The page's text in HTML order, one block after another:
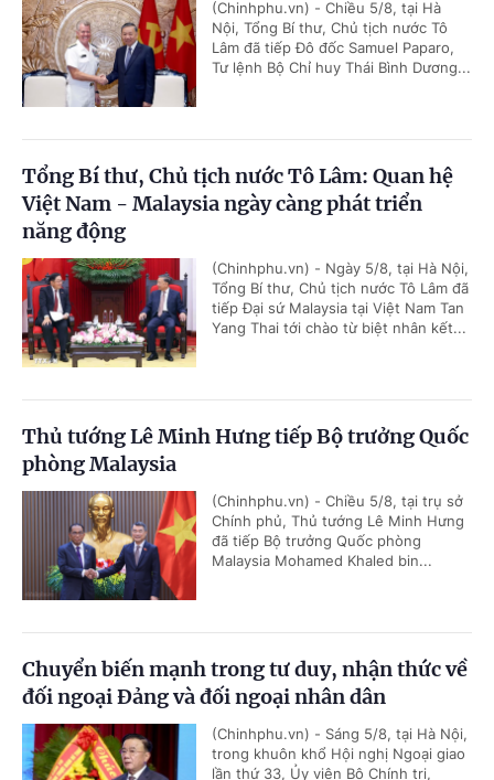
(Chinhphu.vn) - Chiều 5/8, tại Hà
Nội, Tổng Bí thư, Chủ tịch nước Tô
Lâm đã tiếp Đô đốc Samuel Paparo,
Tư lệnh Bộ Chỉ huy Thái Bình Dương...
Tổng Bí thư, Chủ tịch nước Tô Lâm: Quan hệ
Việt Nam - Malaysia ngày càng phát triển
năng động
(Chinhphu.vn) - Ngày 5/8, tại Hà Nội,
Tổng Bí thư, Chủ tịch nước Tô Lâm đã
tiếp Đại sứ Malaysia tại Việt Nam Tan
Yang Thai tới chào từ biệt nhân kết...
Thủ tướng Lê Minh Hưng tiếp Bộ trưởng Quốc
phòng Malaysia
(Chinhphu.vn) - Chiều 5/8, tại trụ sở
Chính phủ, Thủ tướng Lê Minh Hưng
đã tiếp Bộ trưởng Quốc phòng
Malaysia Mohamed Khaled bin...
Chuyển biến mạnh trong tư duy, nhận thức về
đối ngoại Đảng và đối ngoại nhân dân
(Chinhphu.vn) - Sáng 5/8, tại Hà Nội,
trong khuôn khổ Hội nghị Ngoại giao
lần thứ 33, Ủy viên Bộ Chính trị,